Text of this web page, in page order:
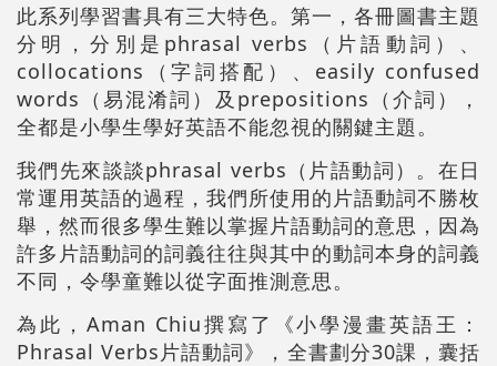
此系列學習書具有三大特色。第一，各冊圖書主題
分明，分別是phrasal verbs（片語動詞）、
collocations（字詞搭配）、easily confused
words（易混淆詞）及prepositions（介詞），
全都是小學生學好英語不能忽視的關鍵主題。
我們先來談談phrasal verbs（片語動詞）。在日
常運用英語的過程，我們所使用的片語動詞不勝枚
舉，然而很多學生難以掌握片語動詞的意思，因為
許多片語動詞的詞義往往與其中的動詞本身的詞義
不同，令學童難以從字面推測意思。
為此，Aman Chiu撰寫了《小學漫畫英語王：
Phrasal Verbs片語動詞》，全書劃分30課，囊括